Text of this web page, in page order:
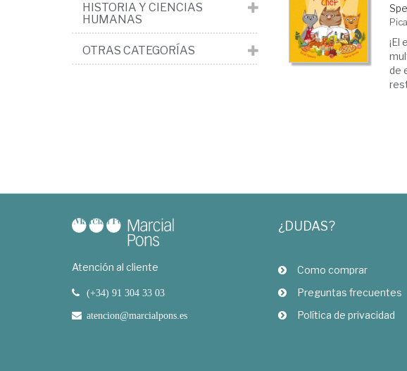
¡El
de
HISTORIA Y CIENCIAS
HUMANAS
OTRAS CATEGORÍAS
Atención al cliente
(+34) 91 304 33 03
atencion@marcialpons.es
¿DUDAS?
Como comprar
Preguntas frecuentes
Política de privacidad